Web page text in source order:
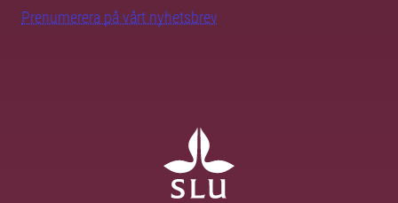
Prenumerera på vårt nyhetsbrev